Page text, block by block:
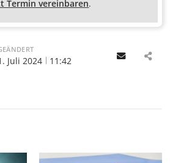
Termin vereinbaren.
Juli 2024 11:42 Email